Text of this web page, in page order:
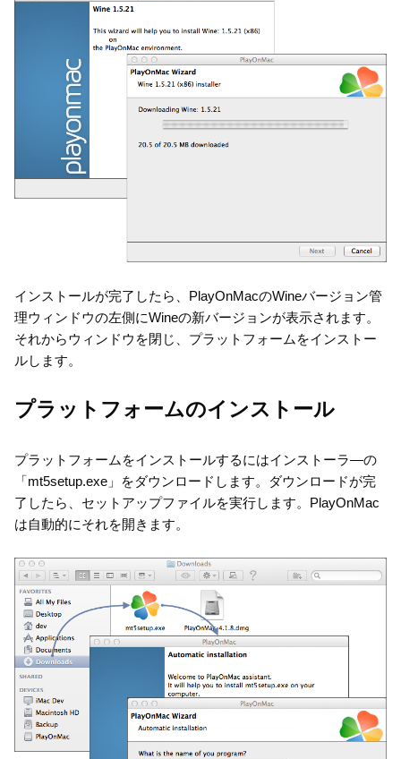
インストールが完了したら、PlayOnMacのWineバージョン管
理ウィンドウの左側にWineの新バージョンが表示されます。
それからウィンドウを閉じ、プラットフォームをインストー
ルします。
プラットフォームのインストール
プラットフォームをインストールするにはインストーラ—の
「mt5setup.exe」をダウンロードします。ダウンロードが完
了したら、セットアップファイルを実行します。PlayOnMac
は自動的にそれを開きます。